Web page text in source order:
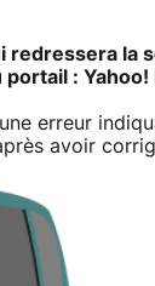
redressera la
: Yahoo!
erreur
avoir